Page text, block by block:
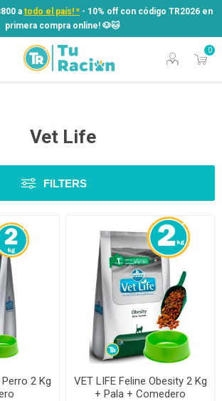
a todo el país! * - 10% off con código TR2026 en
primera compra online! ​🐶​🐱
0
atodo el país! *
- 10% off con código TR2026 en
primera compra online! ​🐶​🐱
Vet Life
FILTERS
2 Kg
VET LIFE Feline Obesity 2 Kg
+ Pala + Comedero